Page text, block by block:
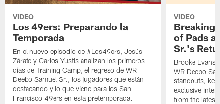
VIDEO
Los 49ers: Preparando la
Temporada
En el nuevo episodio de #Los49ers, Jesús
Zárate y Carlos Yustis analizan los primeros
días de Training Camp, el regreso de WR
Deebo Samuel Sr., los jugadores que están
destacando y lo que viene para los San
Francisco 49ers en esta pretemporada.
VIDEO
Breaking
of Pads
Sr.'s
Brooke Evans
WR Deebo
standouts,
exclusive
from the latest